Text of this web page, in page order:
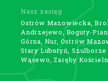
Nasz zasięg
Ostrów Mazowiecka,
Andrzejewo, Boguty-
Górna, Nur, Ostrów
Stary Lubotyń,
Wąsewo, Zaręby